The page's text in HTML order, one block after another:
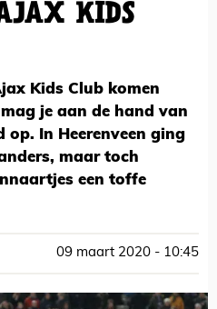
KIDS
Kids Club komen
je aan de hand van
op. In Heerenveen ging
maar toch
een toffe
09 maart 2020 - 10:45